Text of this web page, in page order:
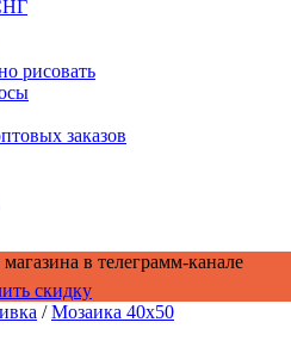
рисовать
заказов
в телеграмм-канале
скидку
/Мозаика 40x50